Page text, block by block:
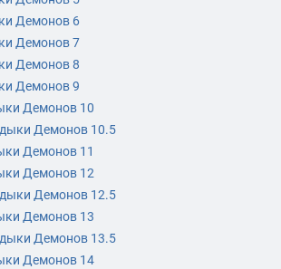
Демонов 6
Демонов 7
Демонов 8
Демонов 9
Демонов 10
Демонов 10.5
Демонов 11
Демонов 12
Демонов 12.5
Демонов 13
Демонов 13.5
Демонов 14